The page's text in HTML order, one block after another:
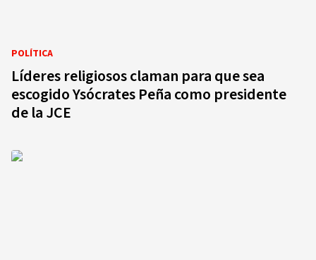
POLÍTICA
Líderes religiosos claman para que sea
escogido Ysócrates Peña como presidente
de la JCE